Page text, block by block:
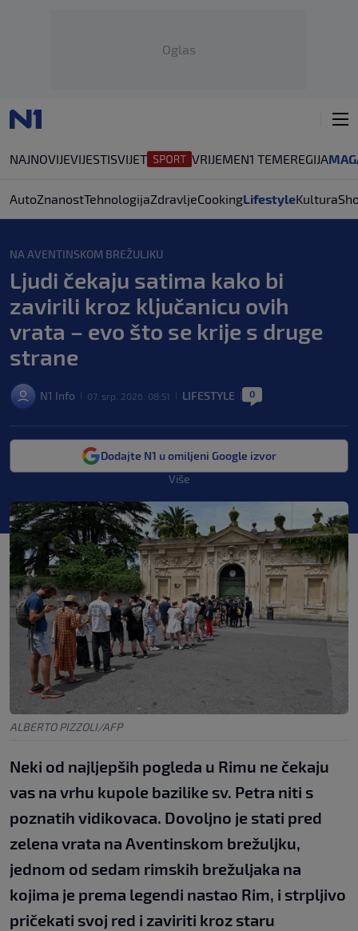
Oglas
NAJNOVIJEVIJESTISVIJET VRIJEMEN1 TEMEREGIJA
AutoZnanostTehnologijaZdravljeCookingLifestyleKultura
NA AVENTINSKOM BREŽULJKU
Ljudi čekaju satima kako bi
zavirili kroz ključanicu ovih
vrata – evo što se krije s druge
strane
N1 Info 07. srp. 2026. 08:51 LIFESTYLE 0
Dodajte N1 u omiljeni Google izvor
Više
ALBERTO PIZZOLI/AFP
Neki od najljepših pogleda u Rimu ne čekaju
vas na vrhu kupole bazilike sv. Petra niti s
poznatih vidikovaca. Dovoljno je stati pred
zelena vrata na Aventinskom brežuljku,
jednom od sedam rimskih brežuljaka na
kojima je prema legendi nastao Rim, i strpljivo
pričekati svoj red i zaviriti kroz staru